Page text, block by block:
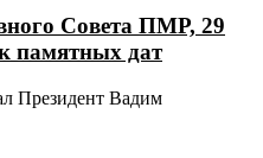
Совета ПМР, 29
памятных дат
Президент Вадим